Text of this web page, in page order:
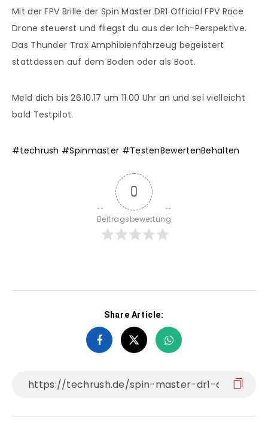
Mit der FPV Brille der Spin Master DR1 Official FPV Race
Drone steuerst und fliegst du aus der Ich-Perspektive.
Das Thunder Trax Amphibienfahrzeug begeistert
stattdessen auf dem Boden oder als Boot.
Meld dich bis 26.10.17 um 11.00 Uhr an und sei vielleicht
bald Testpilot.
#techrush #Spinmaster #TestenBewertenBehalten
0
Beitragsbewertung
Share Article: